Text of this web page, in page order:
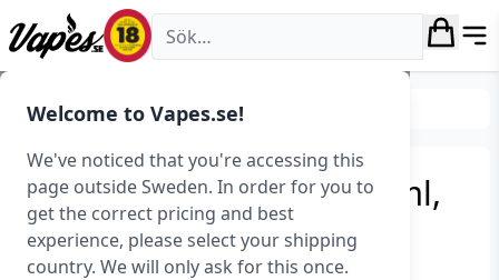
Welcome to Vapes.se!
We've noticed that you're accessing this
page outside Sweden. In order for you to
get the correct pricing and best
experience, please select your shipping
country. We will only ask for this once.
Vapes.se
E-juice Shortfills
Ninja Fruit – Ryuu (100 ml,
Shortfill)
Art.nr: 40800